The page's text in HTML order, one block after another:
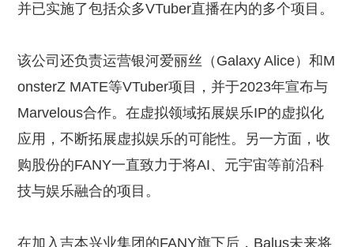
并已实施了包括众多VTuber直播在内的多个项目。
该公司还负责运营银河爱丽丝（Galaxy Alice）和M
onsterZ MATE等VTuber项目，并于2023年宣布与
Marvelous合作。在虚拟领域拓展娱乐IP的虚拟化
应用，不断拓展虚拟娱乐的可能性。另一方面，收
购股份的FANY一直致力于将AI、元宇宙等前沿科
技与娱乐融合的项目。
在加入吉本兴业集团的FANY旗下后，Balus未来将